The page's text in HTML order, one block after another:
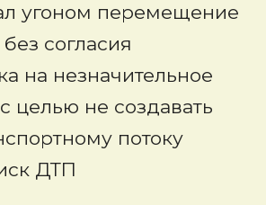
угоном перемещение
согласия
на незначительное
целью не создавать
потоку
ДТП